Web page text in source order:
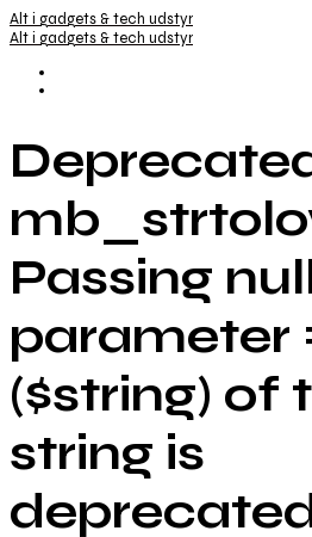
Alt i gadgets & tech udstyr
Alt i gadgets & tech udstyr
Passing
parameter
($string) of
string is